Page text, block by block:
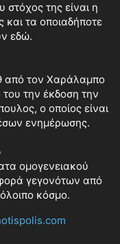
της είναι η
τα οποιαδήποτε
εδώ.
από τον Χαράλαμπο
την έκδοση την
ο οποίος είναι
ενημέρωσης.
ομογενειακού
γεγονότων από
κόσμο.